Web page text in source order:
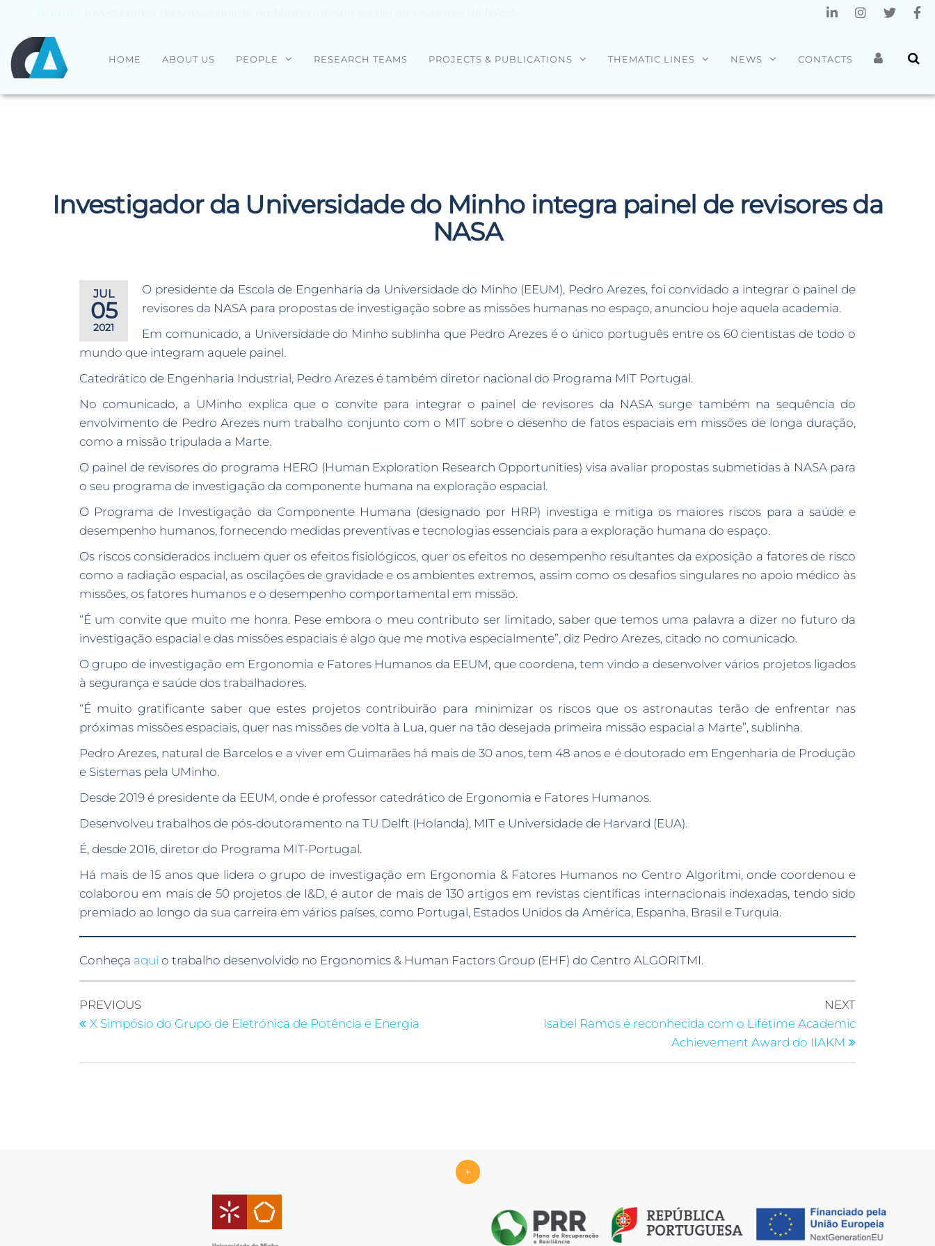
CENTRO
Universidade
HOME ABOUT US PEOPLE RESEARCH TEAMS PROJECTS & PUBLICATIONS THEMATIC LINES NEWS CONTACTS
Investigador da Universidade do Minho integra painel de revisores da
NASA
JUL
05
2021
O presidente da Escola de Engenharia da Universidade do Minho (EEUM), Pedro Arezes, foi convidado a integrar o painel de
revisores da NASA para propostas de investigação sobre as missões humanas no espaço, anunciou hoje aquela academia.
Em comunicado, a Universidade do Minho sublinha que Pedro Arezes é o único português entre os 60 cientistas de todo o
mundo que integram aquele painel.
Catedrático de Engenharia Industrial, Pedro Arezes é também diretor nacional do Programa MIT Portugal.
No comunicado, a UMinho explica que o convite para integrar o painel de revisores da NASA surge também na sequência do
envolvimento de Pedro Arezes num trabalho conjunto com o MIT sobre o desenho de fatos espaciais em missões de longa duração,
como a missão tripulada a Marte.
O painel de revisores do programa HERO (Human Exploration Research Opportunities) visa avaliar propostas submetidas à NASA para
o seu programa de investigação da componente humana na exploração espacial.
O Programa de Investigação da Componente Humana (designado por HRP) investiga e mitiga os maiores riscos para a saúde e
desempenho humanos, fornecendo medidas preventivas e tecnologias essenciais para a exploração humana do espaço.
Os riscos considerados incluem quer os efeitos fisiológicos, quer os efeitos no desempenho resultantes da exposição a fatores de risco
como a radiação espacial, as oscilações de gravidade e os ambientes extremos, assim como os desafios singulares no apoio médico às
missões, os fatores humanos e o desempenho comportamental em missão.
“É um convite que muito me honra. Pese embora o meu contributo ser limitado, saber que temos uma palavra a dizer no futuro da
investigação espacial e das missões espaciais é algo que me motiva especialmente”, diz Pedro Arezes, citado no comunicado.
O grupo de investigação em Ergonomia e Fatores Humanos da EEUM, que coordena, tem vindo a desenvolver vários projetos ligados
à segurança e saúde dos trabalhadores.
“É muito gratificante saber que estes projetos contribuirão para minimizar os riscos que os astronautas terão de enfrentar nas
próximas missões espaciais, quer nas missões de volta à Lua, quer na tão desejada primeira missão espacial a Marte”, sublinha.
Pedro Arezes, natural de Barcelos e a viver em Guimarães há mais de 30 anos, tem 48 anos e é doutorado em Engenharia de Produção
e Sistemas pela UMinho.
Desde 2019 é presidente da EEUM, onde é professor catedrático de Ergonomia e Fatores Humanos.
Desenvolveu trabalhos de pós-doutoramento na TU Delft (Holanda), MIT e Universidade de Harvard (EUA).
É, desde 2016, diretor do Programa MIT-Portugal.
Há mais de 15 anos que lidera o grupo de investigação em Ergonomia & Fatores Humanos no Centro Algoritmi, onde coordenou e
colaborou em mais de 50 projetos de I&D, é autor de mais de 130 artigos em revistas científicas internacionais indexadas, tendo sido
premiado ao longo da sua carreira em vários países, como Portugal, Estados Unidos da América, Espanha, Brasil e Turquia.
Conheça aqui o trabalho desenvolvido no Ergonomics & Human Factors Group (EHF) do Centro ALGORITMI.
PREVIOUS
X Simpósio do Grupo de Eletrónica de Potência e Energia
NEXT
Isabel Ramos é reconhecida com o Lifetime Academic
Achievement Award do IIAKM
+